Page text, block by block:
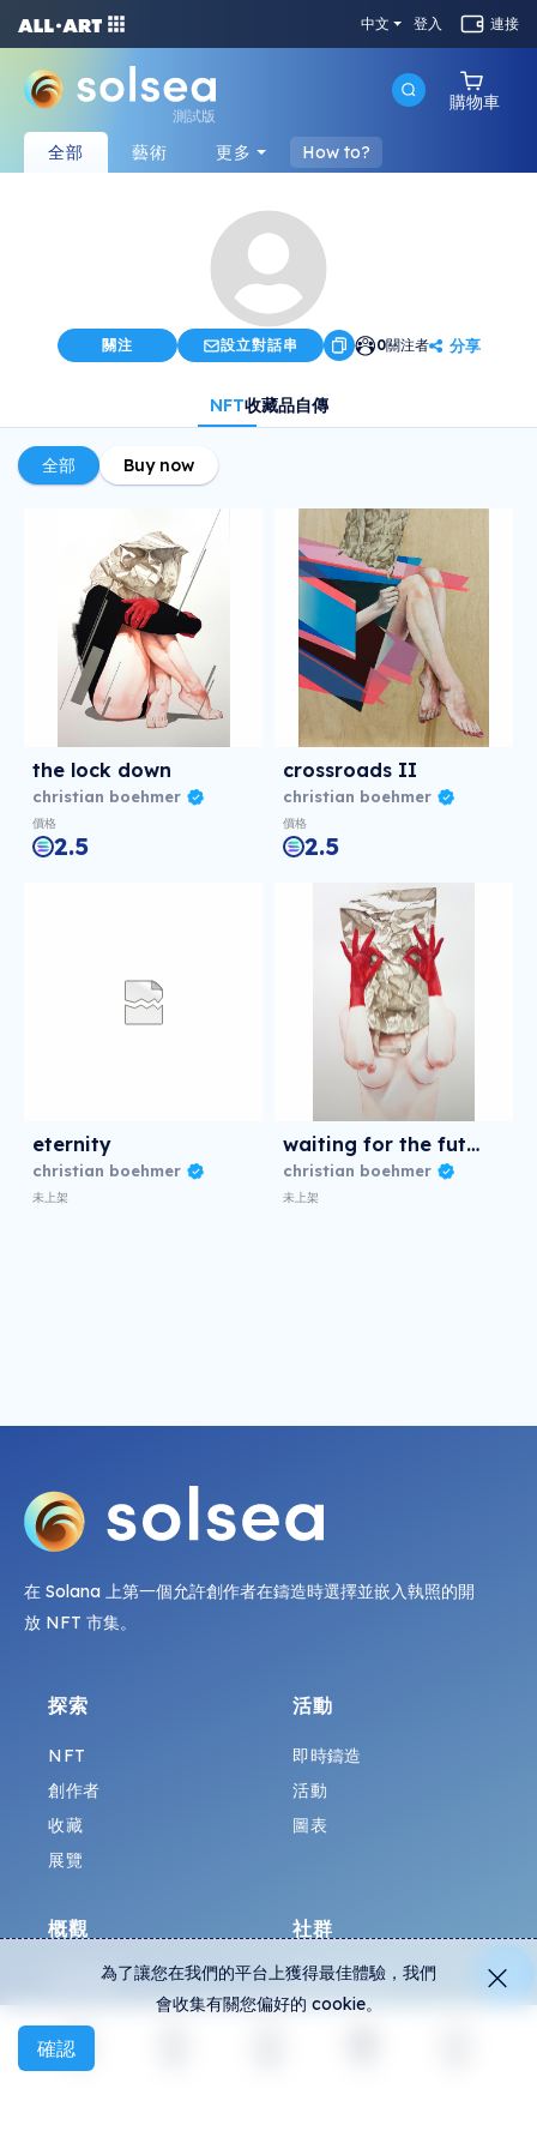
中文 登入 連接
測試版
購物車
全部 藝術 更多 How to?
探索
關注 設立對話串 0關注者 分享
NFT收藏品自傳
全部 Buy now
the lock down
christian boehmer
價格
2.5
crossroads II
christian boehmer
價格
2.5
eternity
christian boehmer
未上架
waiting for the future
christian boehmer
未上架
在 Solana 上第一個允許創作者在鑄造時選擇並嵌入執照的開
放 NFT 市集。
探索
NFT
創作者
收藏
展覽
活動
即時鑄造
活動
圖表
概觀
常見問題
如何辨別假貨？
協議條款
社群
Discord
Twitter
為了讓您在我們的平台上獲得最佳體驗，我們
會收集有關您偏好的 cookie。
確認